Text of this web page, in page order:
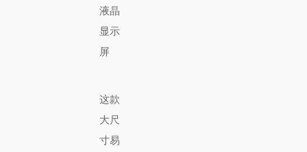
液晶
显示
屏
这款
大尺
寸易